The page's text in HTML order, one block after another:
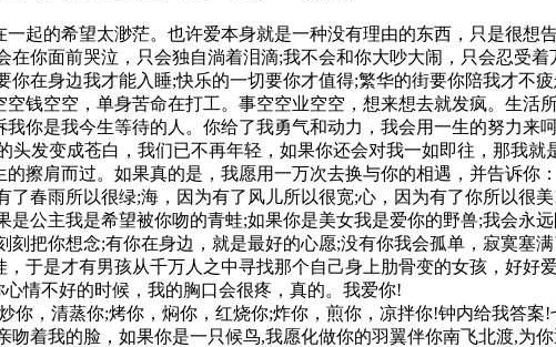
起的希望太渺茫。也许爱本身就是一种没有理由的东西，只是很想
你面前哭泣，只会独自淌着泪滴;我不会和你大吵大闹，只会忍受
在身边我才能入睡;快乐的一切要你才值得;繁华的街要你陪我才不疲
钱空空，单身苦命在打工。事空空业空空，想来想去就发疯。生活
你是我今生等待的人。你给了我勇气和动力，我会用一生的努力来
发变成苍白，我们已不再年轻，如果你还会对我一如即往，那我就
擦肩而过。如果真的是，我愿用一万次去换与你的相遇，并告诉你
春雨所以很绿;海，因为有了风儿所以很宽;心，因为有了你所以很
公主我是希望被你吻的青蛙;如果你是美女我是爱你的野兽;我会永
把你想念;有你在身边，就是最好的心愿;没有你我会孤单，寂寞塞
于是才有男孩从千万人之中寻找那个自己身上肋骨变的女孩，好好
情不好的时候，我的胸口会很疼，真的。我爱你!
你，清蒸你;烤你，焖你，红烧你;炸你，煎你，凉拌你!钟内给我答案!
着我的脸，如果你是一只候鸟,我愿化做你的羽翼伴你南飞北渡,为